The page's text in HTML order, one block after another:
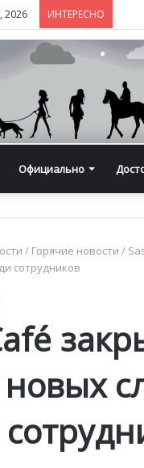
2026 ИНТЕРЕСНО
Официально
/ Горячие новости /
сотрудников